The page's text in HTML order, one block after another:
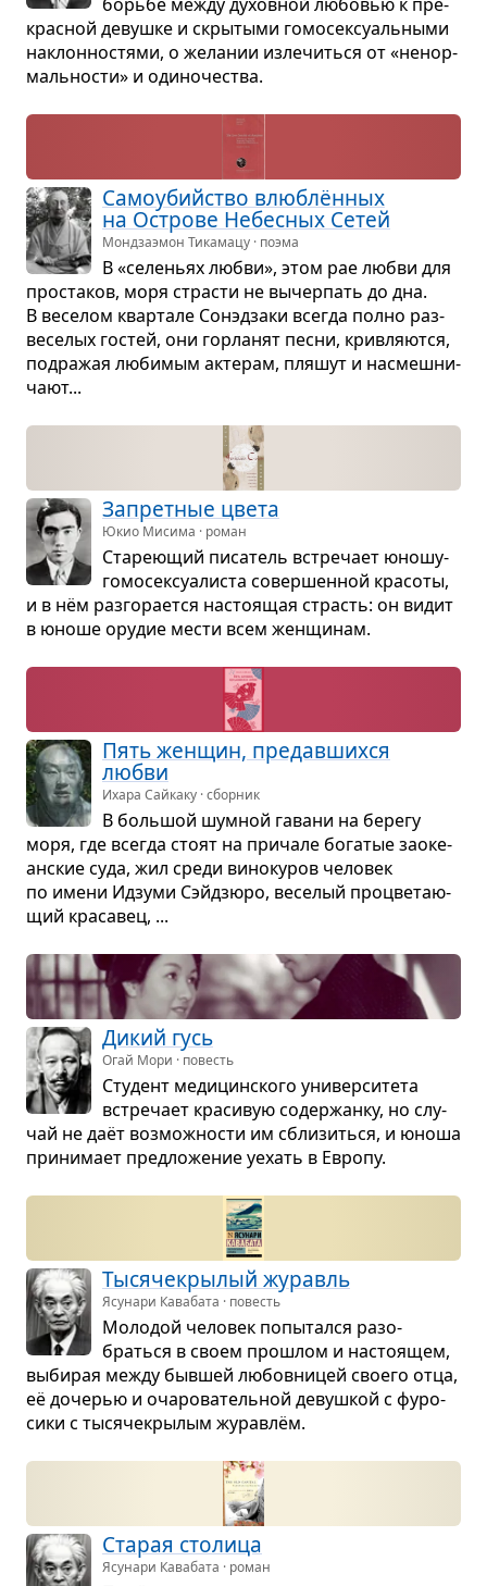
крас­ной девушке и скры­тыми гомо­сек­­су­аль­ными
наклон­но­стями, о жела­нии изле­читься от «ненор­
маль­но­сти» и оди­но­че­ства.
Само­убийство влю­блён­ных
на Острове Небес­ных Сетей
Мондзаэмон Тикамацу · поэма
В «селе­ньях любви», этом рае любви для
про­ста­ков, моря стра­сти не вычер­пать до дна.
В весе­лом квар­тале Сонэд­заки все­гда полно раз­
ве­се­лых гостей, они гор­ла­нят песни, крив­ля­ются,
под­ра­жая люби­мым акте­рам, пля­шут и насмеш­ни­
чают...
Запрет­ные цвета
Юкио Мисима · роман
Ста­ре­ю­щий писа­тель встре­чает юношу-
гомо­сек­­су­а­ли­ста совер­шен­ной кра­соты,
и в нём раз­го­ра­ется насто­я­щая страсть: он видит
в юноше ору­дие мести всем жен­щи­нам.
Пять жен­щин, пре­дав­шихся
любви
Ихара Сайкаку · сборник
В боль­шой шум­ной гавани на берегу
моря, где все­гда стоят на при­чале бога­тые заоке­
ан­ские суда, жил среди вино­ку­ров чело­век
по имени Идзуми Сэйдзюро, весе­лый про­цве­та­ю­
щий кра­са­вец, ...
Дикий гусь
Огай Мори · повесть
Сту­дент меди­цин­ского уни­вер­си­тета
встре­чает кра­си­вую содер­жанку, но слу­
чай не даёт воз­мож­но­сти им сбли­зиться, и юноша
при­ни­мает пред­ло­же­ние уехать в Европу.
Тыся­че­кры­лый журавль
Ясунари Кавабата · повесть
Моло­дой чело­век попы­тался разо­
браться в своем про­шлом и насто­я­щем,
выби­рая между быв­шей любов­ни­цей сво­его отца,
её доче­рью и оча­ро­ва­тель­ной девуш­кой с фуро­
сики с тыся­че­кры­лым жура­влём.
Ста­рая сто­лица
Ясунари Кавабата · роман